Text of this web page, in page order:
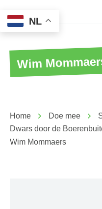
Wim
Home Doe mee
Dwars door de
Wim Mommaers
NL